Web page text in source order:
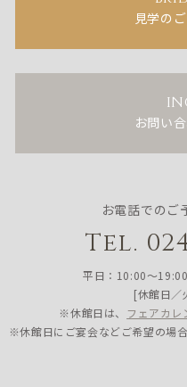
見学の
お問い
お電話でのご
Tel.
平日：10:00〜
[休館日／
※休館日は、 フェアカレ
※休館日にご宴会などご希望の場